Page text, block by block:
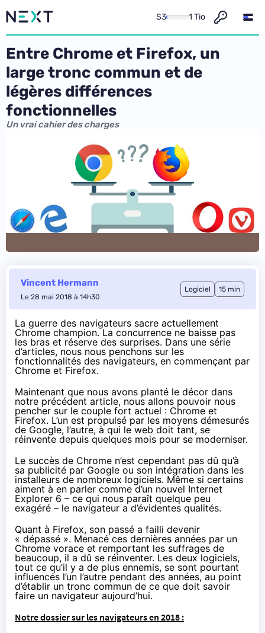
S3 1 Tio
Entre Chrome et Firefox, un
large tronc commun et de
légères différences
fonctionnelles
Un vrai cahier des charges
Vincent Hermann
Le 28 mai 2018 à 14h30
Logiciel 15 min
La guerre des navigateurs sacre actuellement
Chrome champion. La concurrence ne baisse pas
les bras et réserve des surprises. Dans une série
d’articles, nous nous penchons sur les
fonctionnalités des navigateurs, en commençant par
Chrome et Firefox.
Maintenant que nous avons planté le décor dans
notre précédent article, nous allons pouvoir nous
pencher sur le couple fort actuel : Chrome et
Firefox. L’un est propulsé par les moyens démesurés
de Google, l’autre, à qui le web doit tant, se
réinvente depuis quelques mois pour se moderniser.
Le succès de Chrome n’est cependant pas dû qu’à
sa publicité par Google ou son intégration dans les
installeurs de nombreux logiciels. Même si certains
aiment à en parler comme d’un nouvel Internet
Explorer 6 – ce qui nous paraît quelque peu
exagéré – le navigateur a d’évidentes qualités.
Quant à Firefox, son passé a failli devenir
« dépassé ». Menacé ces dernières années par un
Chrome vorace et remportant les suffrages de
beaucoup, il a dû se réinventer. Les deux logiciels,
tout ce qu’il y a de plus ennemis, se sont pourtant
influencés l’un l’autre pendant des années, au point
d’établir un tronc commun de ce que doit savoir
faire un navigateur aujourd’hui.
Notre dossier sur les navigateurs en 2018 :